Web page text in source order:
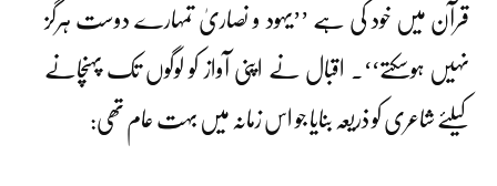
قرآن میں خود کی ہے ’’یہود و نصاریٰ تمہارے دوست ہرگز
نہیں ہوسکتے‘‘۔ اقبال نے اپنی آواز کو لوگوں تک پہنچانے
کیلئے شاعری کو ذریعہ بنایا جو اس زمانہ میں بہت عام تھی: